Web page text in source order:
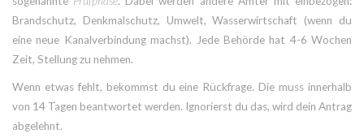
Brandschutz, Denkmalschutz, Umwelt, Wasserwirtschaft (wenn du
eine neue Kanalverbindung machst). Jede Behörde hat 4-6 Wochen
Zeit, Stellung zu nehmen.
Wenn etwas fehlt, bekommst du eine Rückfrage. Die muss innerhalb
von 14 Tagen beantwortet werden. Ignorierst du das, wird dein Antrag
abgelehnt.